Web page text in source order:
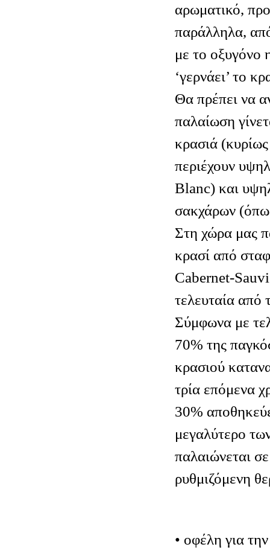
αρωματικό,
παράλληλα,
με το οξυγόνο
‘γερνάει’ το
Θα πρέπει να
παλαίωση
κρασιά
περιέχουν
Blanc) και
σακχάρων
Στη χώρα μας
κρασί από
Cabernet-
τελευταία από
Σύμφωνα με
70% της
κρασιού
τρία επόμενα
30%
μεγαλύτερο
παλαιώνεται
ρυθμιζόμενη
• οφέλη για